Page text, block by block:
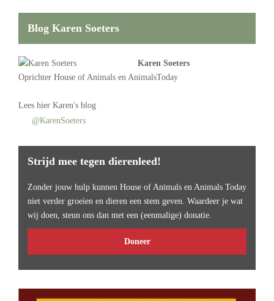
Blog Karen Soeters
Karen Soeters
Oprichter House of Animals en AnimalsToday
Lees hier Karen's blog
@KarenSoeters
Strijd mee tegen dierenleed!
Zonder jouw hulp kunnen House of Animals en Animals Today
niet verder groeien en dieren een stem geven. Waardeer je wat
wij doen, steun ons dan met een (eenmalige) donatie.
Doneer